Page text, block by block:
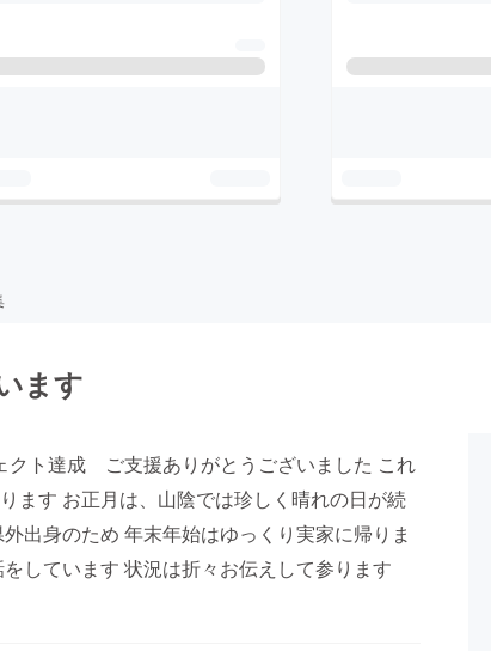
ます
クト達成 ご支援ありがとうございました これ
ます お正月は、山陰では珍しく晴れの日が続
出身のため 年末年始はゆっくり実家に帰りま
しています 状況は折々お伝えして参ります